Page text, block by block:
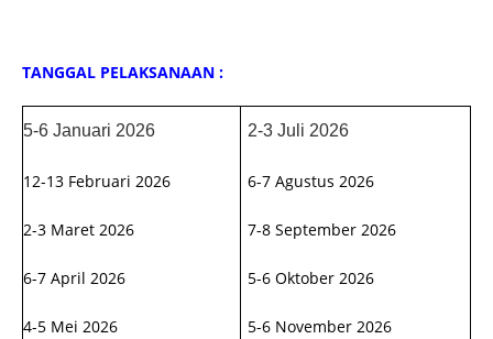
TANGGAL PELAKSANAAN :
5-6 Januari 2026
12-13 Februari 2026
2-3 Maret 2026
6-7 April 2026
4-5 Mei 2026
2-3 Juli 2026
6-7 Agustus 2026
7-8 September 2026
5-6 Oktober 2026
5-6 November 2026